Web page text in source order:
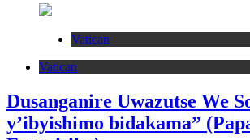
Vatican
Vatican
Dusanganire Uwazutse We
y’ibyishimo bidakama”